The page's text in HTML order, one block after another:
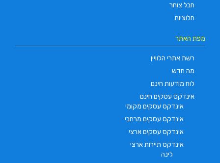
חבל צוחר
חלוציות
מפת האתר
רשת אתרי הלוויין
מה חדש
לוח מודעות חינם
אינדקס עסקים חינם
אינדקס עסקים מקומי
אינדקס עסקים מרחבי
אינדקס עסקים ארצי
אינדקס תיירות ארצי
לינה